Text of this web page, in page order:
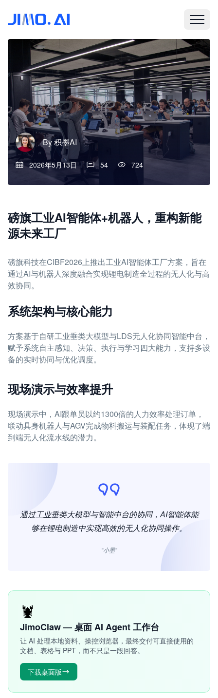
By积墨AI
2026年5月13日 54 724
磅旗工业AI智能体+机器人，重构新能
源未来工厂
磅旗科技在CIBF2026上推出工业AI智能体工厂方案，旨在
通过AI与机器人深度融合实现锂电制造全过程的无人化与高
效协同。
系统架构与核心能力
方案基于自研工业垂类大模型与LDS无人化协同智能中台，
赋予系统自主感知、决策、执行与学习四大能力，支持多设
备的实时协同与优化调度。
现场演示与效率提升
现场演示中，AI跟单员以约1300倍的人力效率处理订单，
联动具身机器人与AGV完成物料搬运与装配任务，体现了端
到端无人化流水线的潜力。
通过工业垂类大模型与智能中台的协同，AI智能体能
够在锂电制造中实现高效的无人化协同操作。
“小墨”
🦞
JimoClaw — 桌面 AI Agent 工作台
让 AI 处理本地资料、操控浏览器，最终交付可直接使用的
文档、表格与 PPT，而不只是一段回答。
下载桌面版